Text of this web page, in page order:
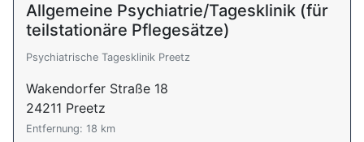
Allgemeine Psychiatrie/Tagesklinik (für
teilstationäre Pflegesätze)
Psychiatrische Tagesklinik Preetz
Wakendorfer Straße 18
24211 Preetz
Entfernung: 18 km